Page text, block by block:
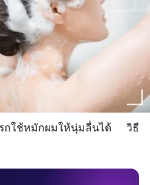
รถใช้หมักผมให้นุ่มลื่นได้ วิธี